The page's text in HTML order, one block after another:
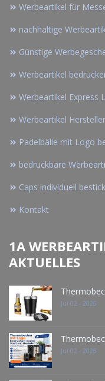
Werbeartikel für
nachhaltige
Günstige
Werbeartikel
Werbeartikel Express
Werbeartikel Hersteller
Padelbälle mit Logo
bedruckbare
Caps individuell
Kontakt
1A
AKTUELLES
Jul 02 - 2026
Jul 02 - 2026